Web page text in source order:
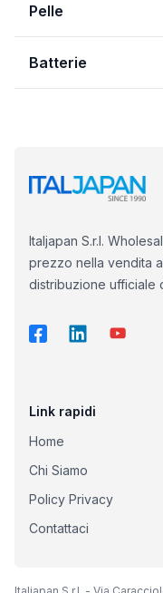
Pelle
Batterie
Italjapan S.r.l.
prezzo nella vendita
distribuzione ufficiale
Link rapidi
Home
Chi Siamo
Policy Privacy
Contattaci